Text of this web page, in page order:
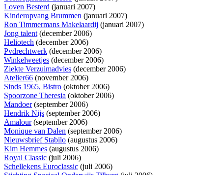
Loven Besterd (januari 2007)
Kinderopvang Brummen (januari 2007)
Ron Timmermans Makelaardij (januari 2007)
Jong talent(december 2006)
Heliotech (december 2006)
Pvdrechtwerk (december 2006)
Winkelweetjes (december 2006)
Ziekte Verzuimadvies (december 2006)
Atelier66 (november 2006)
Sinds 1965, Bistro (oktober 2006)
Spoorzone Theresia (oktober 2006)
Mandoer(september 2006)
Hendrik Nijs (september 2006)
Amalour(september 2006)
Monique van Dalen (september 2006)
Nieuwsbrief Stabilo (augustus 2006)
Kim Hemmes (augustus 2006)
Royal Classic (juli 2006)
Schellekens Euroclassic (juli 2006)